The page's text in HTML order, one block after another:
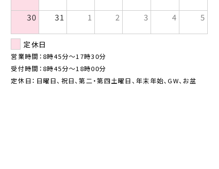
30
31 1 2 3 4 5
定休日
営業時間：8時45分〜17時30分
受付時間：8時45分〜18時00分
定休日：日曜日、祝日、第二・第四土曜日、年末年始、GW、お盆